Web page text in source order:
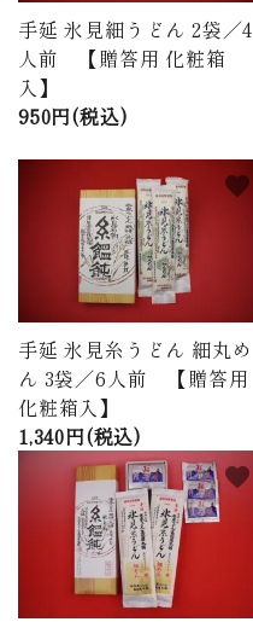
手延 氷見細うどん 2袋／4
人前 【贈答用 化粧箱
入】
950円(税込)
手延 氷見糸うどん 細丸め
ん 3袋／6人前 【贈答用
化粧箱入】
1,340円(税込)
favorite
favorite